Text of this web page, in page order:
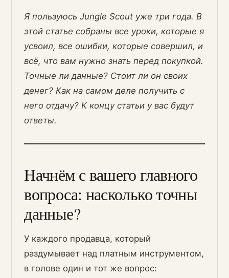
Я пользуюсь Jungle Scout уже три года. В
этой статье собраны все уроки, которые я
усвоил, все ошибки, которые совершил, и
всё, что вам нужно знать перед покупкой.
Точные ли данные? Стоит ли он своих
денег? Как на самом деле получить с
него отдачу? К концу статьи у вас будут
ответы.
Начнём с вашего главного
вопроса: насколько точны
данные?
У каждого продавца, который
раздумывает над платным инструментом,
в голове один и тот же вопрос: